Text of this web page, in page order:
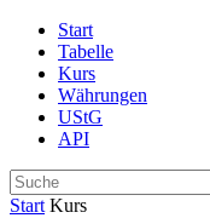
Start
Tabelle
Kurs
Währungen
UStG
API
Start Kurs